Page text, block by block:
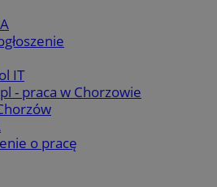
IT
- praca w Chorzowie
o pracę